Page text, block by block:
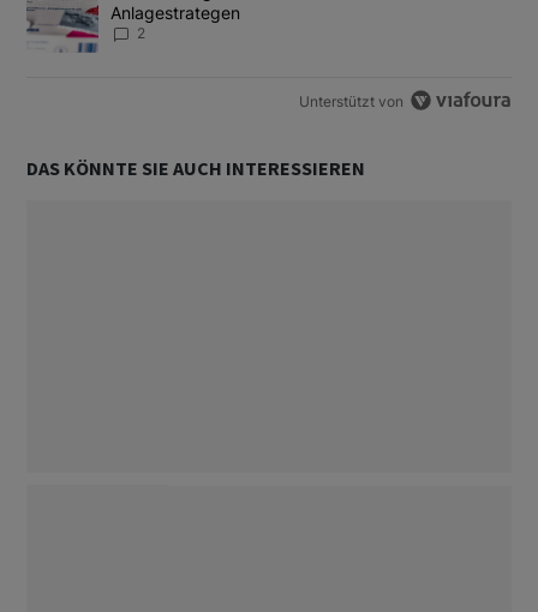
Anlagestrategen
2
Unterstützt von
DAS KÖNNTE SIE AUCH INTERESSIEREN